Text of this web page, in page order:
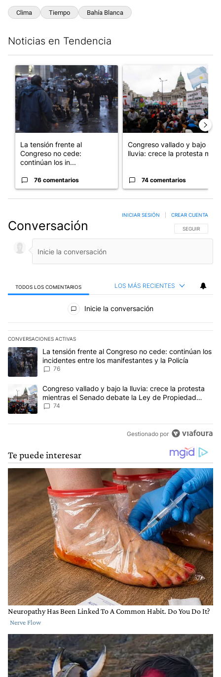
Clima Tiempo Bahía Blanca
Noticias en Tendencia
Un artículo de tendencia con el título "La tensión frente al
La tensión frente al
Congreso no cede:
continúan los in...
76 comentarios
Un artículo de tendencia
Congreso vallado y bajo la
lluvia: crece la protesta mi...
74 comentarios
Conversación SIGA ESTA
SEGUIR
INICIAR SESIÓN CREAR CUENTA
TODOS LOS COMENTARIOS LOS MÁS RECIENTES
Todos los comentarios
Inicie la conversación
CONVERSACIONES ACTIVAS
Este listado muestra los artículos con más comentarios en los
Un artículo de tendencia con el título "La tensión frente al
La tensión frente al Congreso no cede: continúan los
incidentes entre los manifestantes y la Policía
76
Un artículo de tendencia con el título "Congreso vallado y bajo
Congreso vallado y bajo la lluvia: crece la protesta
mientras el Senado debate la Ley de Propiedad
Privada
74
Gestionado por